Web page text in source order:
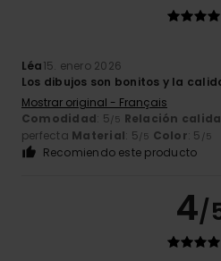
Léa15. enero 2026
Los dibujos son bonitos y la
Mostrar original - Français
Comodidad: 5/5 Relación
perfecta Material: 5/5 Color: 5 /5
Recomiendo este producto
4/